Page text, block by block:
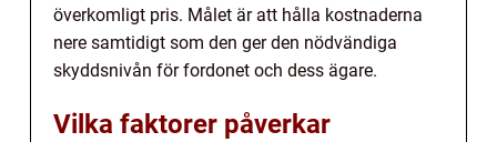
överkomligt pris. Målet är att hålla kostnaderna
nere samtidigt som den ger den nödvändiga
skyddsnivån för fordonet och dess ägare.
Vilka faktorer påverkar